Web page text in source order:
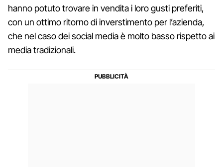
hanno potuto trovare in vendita i loro gusti preferiti,
con un ottimo ritorno di inverstimento per l’azienda,
che nel caso dei social media è molto basso rispetto ai
media tradizionali.